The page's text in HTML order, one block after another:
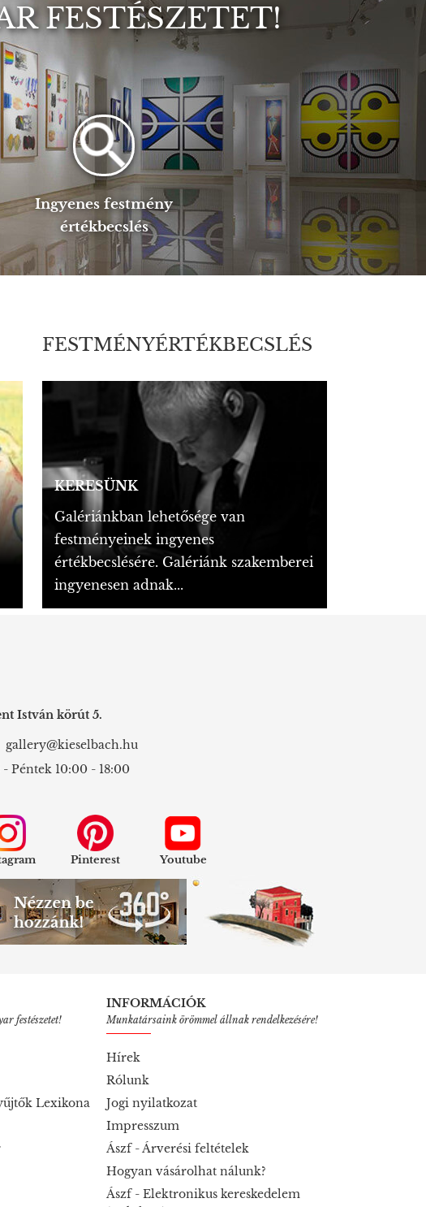
FESTÉSZETET!
Ingyenes festmény
értékbecslés
FESTMÉNYÉRTÉKBECSLÉS
KERESÜNK
Galériánkban lehetősége van
festményeinek ingyenes
értékbecslésére. Galériánk szakemberei
ingyenesen adnak...
István körút 5.
gallery@kieselbach.hu
Péntek 10:00 - 18:00
Pinterest Youtube
festészetet!
Lexikona
INFORMÁCIÓK
Munkatársaink örömmel állnak rendelkezésére!
Hírek
Rólunk
Jogi nyilatkozat
Impresszum
Ászf - Árverési feltételek
Hogyan vásárolhat nálunk?
Ászf - Elektronikus kereskedelem